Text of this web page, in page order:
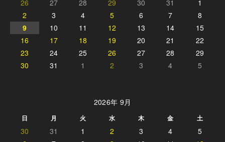
26 27 28 29 30 31
1
2
3 4 5 6 7
8
9
10 11 12 13 14
15
16
17 18 19 20 21
22
23
24 25 26 27 28
29
30
31 1 2 3 4 5
2026年 9月
日 月 火 水 木 金 土
30 31 1 2 3 4
5